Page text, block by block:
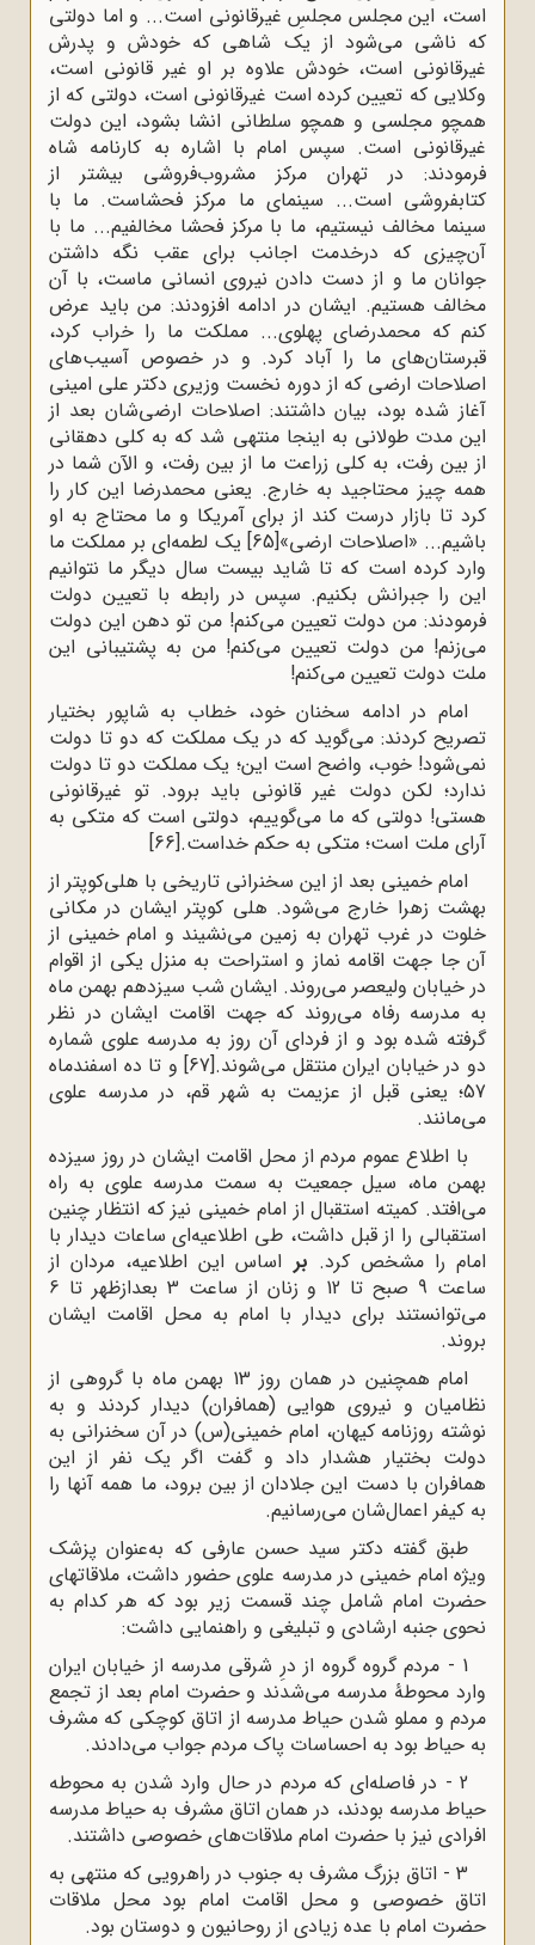
است، این مجلس مجلسِ غیرقانونی است... و اما دولتی
که ناشی مى‌شود از یک شاهی که خودش و پدرش
غیرقانونی است، خودش علاوه بر او غیر قانونی است،
وکلایی که تعیین کرده است غیرقانونی است، دولتی که از
همچو مجلسی و همچو سلطانی انشا بشود، این دولت
غیرقانونی است. سپس امام با اشاره به کارنامه شاه
فرمودند: در تهران مرکز مشروب‌فروشی بیشتر از
کتابفروشی است.‌.. سینماى ما مرکز فحشاست. ما با
سینما مخالف نیستیم، ما با مرکز فحشا مخالفیم‌... ما با
آن‌چیزى که درخدمت اجانب براى عقب نگه داشتن
جوانان ما و از دست دادن نیروى انسانی ماست، با آن
مخالف هستیم. ایشان در ادامه افزودند: من باید عرض
کنم که محمدرضاى پهلوى... مملکت ما را خراب کرد،
قبرستان‌هاى ما را آباد کرد. و در خصوص آسیب‌های
اصلاحات ارضی که از دوره نخست وزیری دکتر علی امینی
آغاز شده بود، بیان داشتند: اصلاحات ارضى‌شان بعد از
این مدت طولانی به اینجا منتهی شد که به‌ کلی دهقانی
از بین رفت، به‌ کلی زراعت ما از بین رفت، و الآن شما در
همه چیز محتاجید به خارج. یعنی محمدرضا این کار را
کرد تا بازار درست کند از براى آمریکا و ما محتاج به او
باشیم.‌.. «اصلاحات ارضى»[65]
یک لطمه‌اى بر مملکت ما
وارد کرده است که تا شاید بیست سال دیگر ما نتوانیم
این را جبرانش بکنیم. سپس در رابطه با تعیین دولت
فرمودند: من دولت تعیین مى‌کنم! من تو دهن این دولت
مى‌زنم! من دولت تعیین مى‌کنم! من به پشتیبانى این
ملت دولت تعیین مى‌کنم!
امام در ادامه سخنان خود، خطاب به شاپور بختیار
تصریح کردند: مى‌گوید که در یک مملکت که دو تا دولت
نمى‌شود! خوب، واضح است این؛ یک مملکت دو تا دولت
ندارد؛ لکن‌ دولت غیر قانونی باید برود. تو غیرقانونی
هستى! دولتی که ما مى‌گوییم، دولتی است که متکی به
آراى ملت است؛ متکى به حکم خداست.[66]
امام خمینی بعد از این سخنرانی تاریخی با هلی‌کوپتر از
بهشت زهرا خارج می‌شود. هلی کوپتر ایشان در مکانی
خلوت در غرب تهران به زمین می‌نشیند و امام خمینی از
آن جا جهت اقامه نماز و استراحت به منزل یکی از اقوام
در خیابان ولیعصر می‌روند. ایشان شب سیزدهم بهمن ماه
به مدرسه رفاه می‌روند که جهت اقامت ایشان در نظر
گرفته شده بود و از فردای آن روز به مدرسه علوی شماره
دو در خیابان ایران منتقل می‌شوند.[67]
و تا ده اسفندماه
57؛ یعنی قبل از عزیمت به شهر قم، در مدرسه علوی
می‌مانند.
با اطلاع عموم مردم از محل اقامت ایشان در روز سیزده
بهمن ماه، سیل جمعیت به سمت مدرسه علوی به راه
می‌افتد. کمیته استقبال از امام خمینی نیز که انتظار چنین
استقبالی را از قبل داشت، طی اطلاعیه‌ای ساعات دیدار با
امام را مشخص کرد. بر اساس این اطلاعیه، مردان از
ساعت 9 صبح تا 12 و زنان از ساعت 3 بعدازظهر تا 6
می‌توانستند برای دیدار با امام به محل اقامت ایشان
بروند.
امام همچنین در همان روز 13 بهمن ماه با گروهی از
نظامیان و نیروی هوایی (همافران) دیدار کردند و به
نوشته روزنامه کیهان، امام خمینی(س) در آن سخنرانی به
دولت بختیار هشدار داد و گفت اگر یک نفر از این
همافران با دست این جلادان از بین برود، ‌ما همه آنها را
به کیفر اعمال‌شان می‌رسانیم.
طبق گفته دکتر سید حسن عارفی که به‌عنوان پزشک
ویژه امام خمینی در مدرسه علوی حضور داشت، ملاقاتهای
حضرت امام شامل چند قسمت زیر بود که هر کدام به
نحوی جنبه ارشادی و تبلیغی و راهنمایی داشت:
1 - مردم گروه گروه از درِ شرقی مدرسه از خیابان ایران
وارد محوطۀ مدرسه می‌شدند و حضرت امام بعد از تجمع
مردم و مملو شدن حیاط مدرسه از اتاق کوچکی که مشرف
به حیاط بود به احساسات پاک مردم جواب می‌دادند.
2 - در فاصله‌ای که مردم در حال وارد شدن به محوطه
حیاط مدرسه بودند، در همان اتاق مشرف به حیاط مدرسه
افرادی نیز با حضرت امام ملاقات‌های خصوصی داشتند.
3 - اتاق بزرگ مشرف به جنوب در راهرویی که منتهی به
اتاق خصوصی و محل اقامت امام بود محل ملاقات
حضرت امام با عده زیادی از روحانیون و دوستان بود.